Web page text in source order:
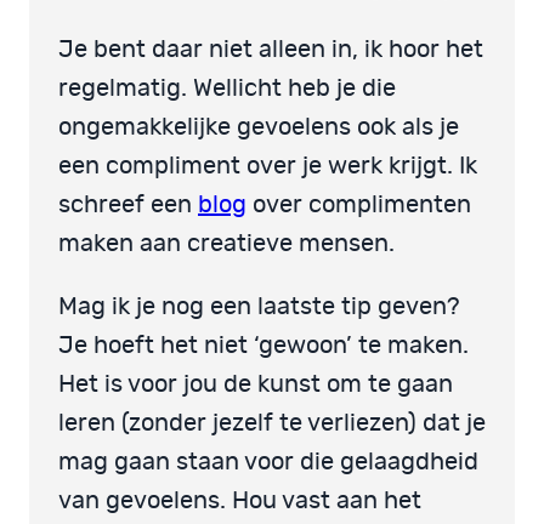
Je bent daar niet alleen in, ik hoor het
regelmatig. Wellicht heb je die
ongemakkelijke gevoelens ook als je
een compliment over je werk krijgt. Ik
schreef een blog over complimenten
maken aan creatieve mensen.
Mag ik je nog een laatste tip geven?
Je hoeft het niet ‘gewoon’ te maken.
Het is voor jou de kunst om te gaan
leren (zonder jezelf te verliezen) dat je
mag gaan staan voor die gelaagdheid
van gevoelens. Hou vast aan het